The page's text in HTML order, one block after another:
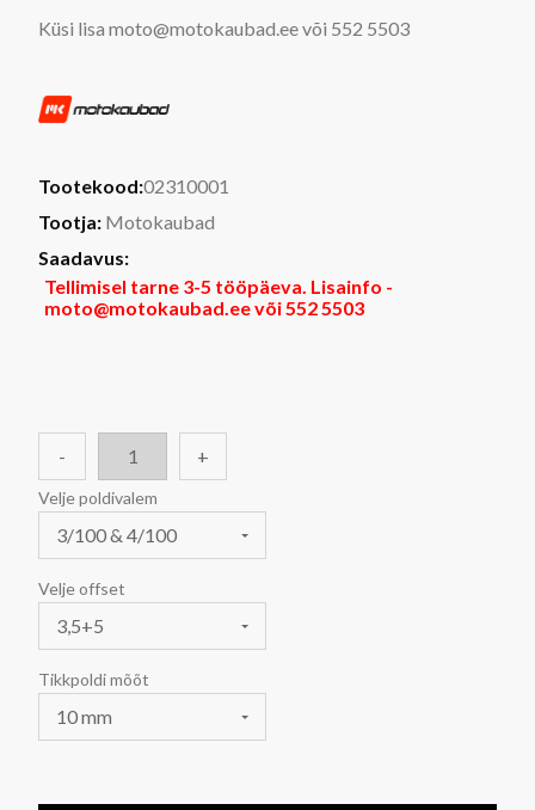
Küsi lisa moto@motokaubad.ee või 552 5503
Tootekood:02310001
Tootja: Motokaubad
Saadavus:
Tellimisel tarne 3-5 tööpäeva. Lisainfo -
moto@motokaubad.ee või 552 5503
- +
Velje poldivalem
3/100 & 4/100
Velje offset
3,5+5
Tikkpoldi mõõt
10 mm